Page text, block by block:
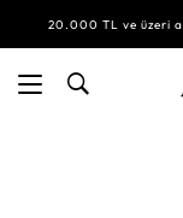
20.000 TL ve üzeri